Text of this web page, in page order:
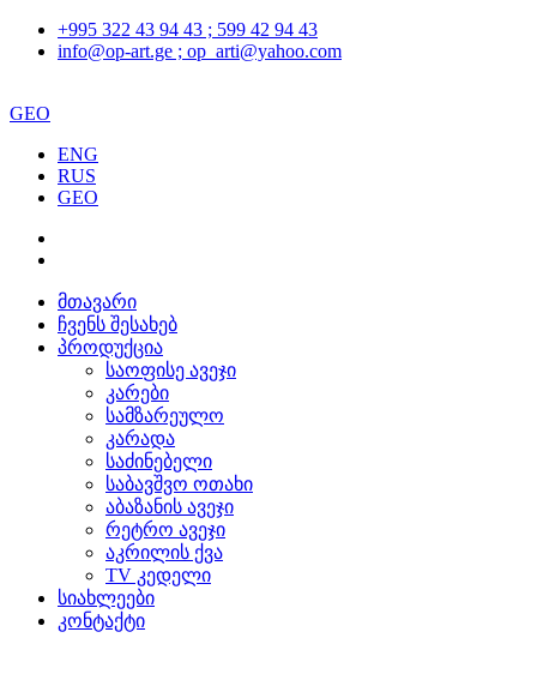
+995 322 43 94 43 ; 599 42 94 43
info@op-art.ge ; op_arti@yahoo.com
GEO
ENG
RUS
GEO
მთავარი
ჩვენს შესახებ
პროდუქცია
საოფისე ავეჯი
კარები
სამზარეულო
კარადა
საძინებელი
საბავშვო ოთახი
აბაზანის ავეჯი
რეტრო ავეჯი
აკრილის ქვა
TV კედელი
სიახლეები
კონტაქტი